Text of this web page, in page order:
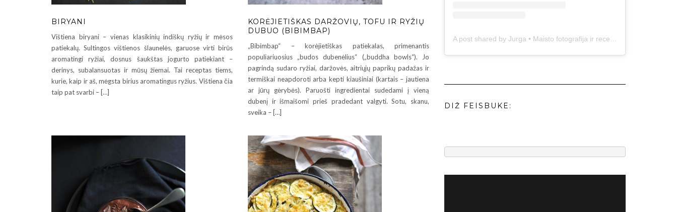
BIRYANI
Vištiena biryani – vienas klasikinių indiškų ryžių ir mėsos
patiekalų. Sultingos vištienos šlaunelės, garuose virti birūs
aromatingi ryžiai, dosnus šaukštas jogurto patiekiant –
derinys, subalansuotas ir mūsų žiemai. Tai receptas tiems,
kurie, kaip ir aš, mėgsta birius aromatingus ryžius. Vištiena čia
taip pat svarbi – […]
KORĖJIETIŠKAS DARŽOVIŲ, TOFU IR RYŽIŲ
DUBUO (BIBIMBAP)
„Bibimbap“ – korėjietiškas patiekalas, primenantis
populiariuosius „budos dubenėlius“ („buddha bowls“). Jo
pagrindą sudaro ryžiai, daržovės, aitriųjų paprikų padažas ir
termiškai neapdoroti arba kepti kiaušiniai (kartais – jautiena
ar jūrų gėrybės). Paruošti ingredientai sudedami į vieną
dubenį ir išmaišomi prieš pradedant valgyti. Sotu, skanu,
sveika – […]
DIŽ FEISBUKE: